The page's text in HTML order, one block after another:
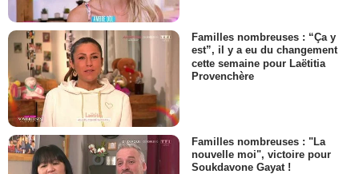
Familles nombreuses : “Ça y
est”, il y a eu du changement
cette semaine pour Laëtitia
Provenchère
Familles nombreuses : "La
nouvelle moi", victoire pour
Soukdavone Gayat !